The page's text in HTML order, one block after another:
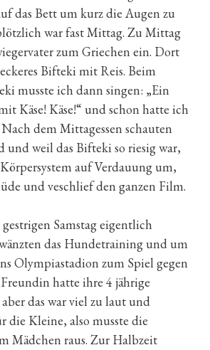
das Bett um kurz die Augen zu
war fast Mittag. Zu Mittag
zum Griechen ein. Dort
Bifteki mit Reis. Beim
musste ich dann singen: „Ein
Käse! Käse!“ und schon hatte ich
dem Mittagessen schauten
und weil das Bifteki so riesig war,
auf Verdauung um,
und veschlief den ganzen Film.
Samstag eigentlich
das Hundetraining und um
Olympiastadion zum Spiel gegen
hatte ihre 4 jährige
das war viel zu laut und
die Kleine, also musste die
Mädchen raus. Zur Halbzeit